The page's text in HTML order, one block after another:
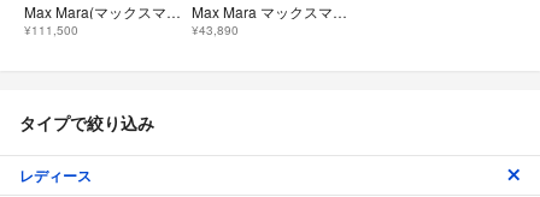
Max Mara(マックスマーラ) トートバッグ エクストラスモール レザー マリンバッグ 4516035206 ダークグレー レザー
¥111,500
Max Mara マックスマーラ 14-51-63593 型押しレザー 2WAY
¥43,890
タイプで絞り込み
レディース